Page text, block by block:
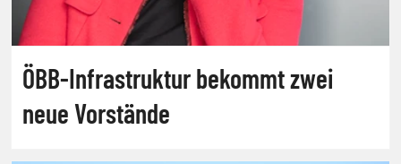
ÖBB-Infrastruktur bekommt zwei
neue Vorstände